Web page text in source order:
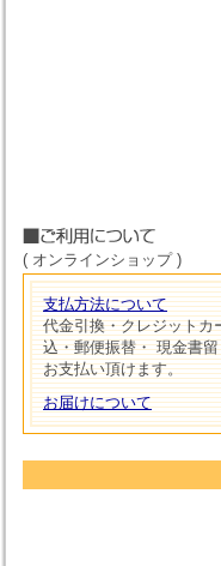
( オンラインショップ )
支払方法について
代金引換・クレジットカ
込・郵便振替・ 現金書
お支払い頂けます。
お届けについて